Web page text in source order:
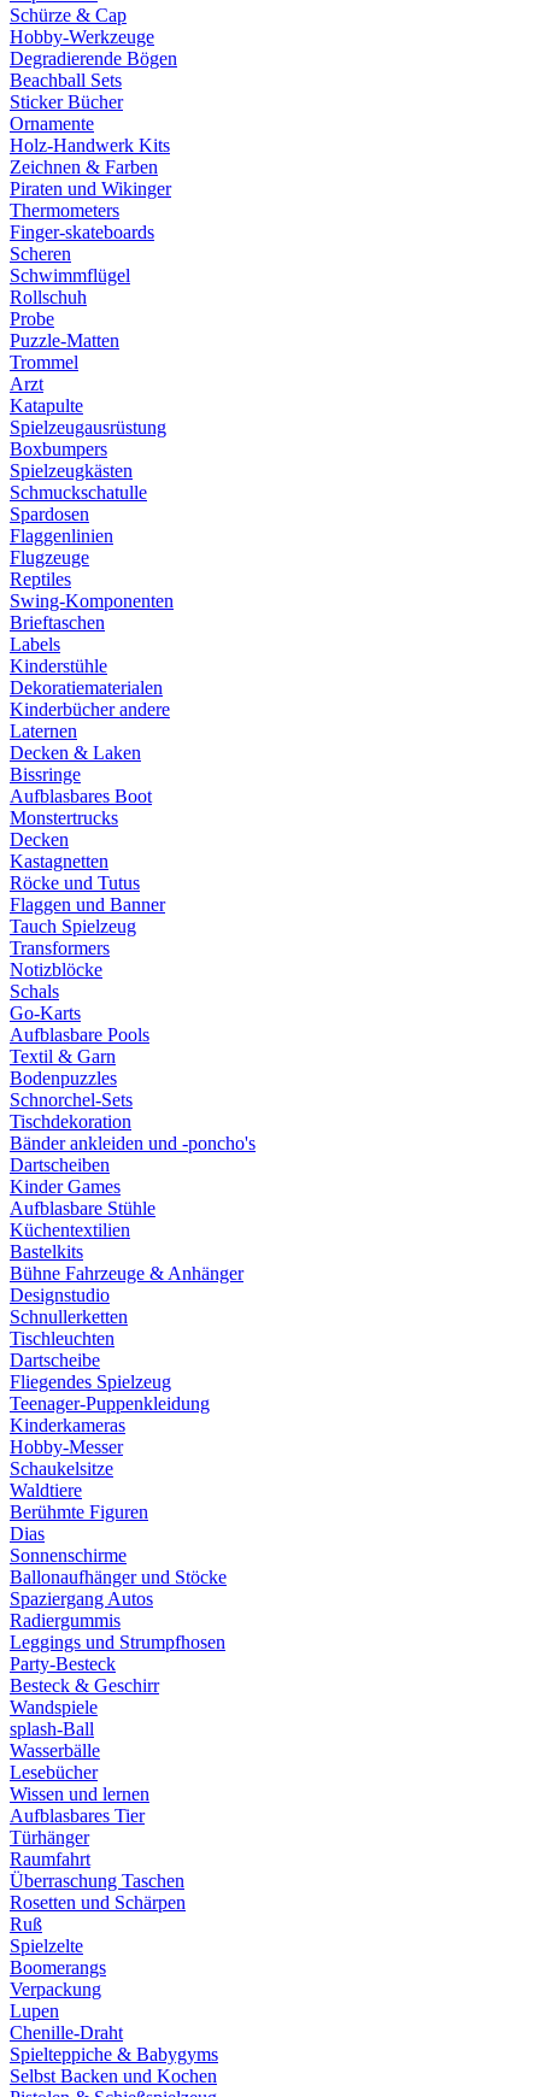
Schürze & Cap
Hobby-Werkzeuge
Degradierende Bögen
Beachball Sets
Sticker Bücher
Ornamente
Holz-Handwerk Kits
Zeichnen & Farben
Piraten und Wikinger
Thermometers
Finger-skateboards
Scheren
Schwimmflügel
Rollschuh
Probe
Puzzle-Matten
Trommel
Arzt
Katapulte
Spielzeugausrüstung
Boxbumpers
Spielzeugkästen
Schmuckschatulle
Spardosen
Flaggenlinien
Flugzeuge
Reptiles
Swing-Komponenten
Brieftaschen
Labels
Kinderstühle
Dekoratiematerialen
Kinderbücher andere
Laternen
Decken & Laken
Bissringe
Aufblasbares Boot
Monstertrucks
Decken
Kastagnetten
Röcke und Tutus
Flaggen und Banner
Tauch Spielzeug
Transformers
Notizblöcke
Schals
Go-Karts
Aufblasbare Pools
Textil & Garn
Bodenpuzzles
Schnorchel-Sets
Tischdekoration
Bänder ankleiden und -poncho's
Dartscheiben
Kinder Games
Aufblasbare Stühle
Küchentextilien
Bastelkits
Bühne Fahrzeuge & Anhänger
Designstudio
Schnullerketten
Tischleuchten
Dartscheibe
Fliegendes Spielzeug
Teenager-Puppenkleidung
Kinderkameras
Hobby-Messer
Schaukelsitze
Waldtiere
Berühmte Figuren
Dias
Sonnenschirme
Ballonaufhänger und Stöcke
Spaziergang Autos
Radiergummis
Leggings und Strumpfhosen
Party-Besteck
Besteck & Geschirr
Wandspiele
splash-Ball
Wasserbälle
Lesebücher
Wissen und lernen
Aufblasbares Tier
Türhänger
Raumfahrt
Überraschung Taschen
Rosetten und Schärpen
Ruß
Spielzelte
Boomerangs
Verpackung
Lupen
Chenille-Draht
Spielteppiche & Babygyms
Selbst Backen und Kochen